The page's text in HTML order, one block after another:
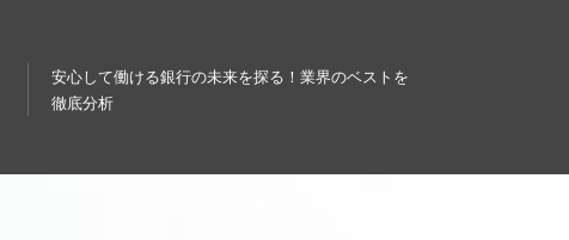
安心して働ける銀行の未来を探る！業界のベストを
徹底分析